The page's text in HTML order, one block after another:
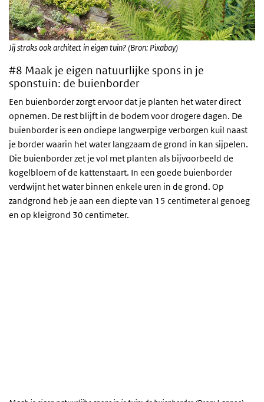
Jij straks ook architect in eigen tuin? (Bron: Pixabay)
#8 Maak je eigen natuurlijke spons in je
sponstuin: de buienborder
Een buienborder zorgt ervoor dat je planten het water direct
opnemen. De rest blijft in de bodem voor drogere dagen. De
buienborder is een ondiepe langwerpige verborgen kuil naast
je border waarin het water langzaam de grond in kan sijpelen.
Die buienborder zet je vol met planten als bijvoorbeeld de
kogelbloem of de kattenstaart. In een goede buienborder
verdwijnt het water binnen enkele uren in de grond. Op
zandgrond heb je aan een diepte van 15 centimeter al genoeg
en op kleigrond 30 centimeter.